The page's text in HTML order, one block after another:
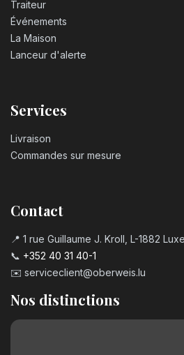
Traiteur
Événements
La Maison
Lanceur d'alerte
Services
Livraison
Commandes sur mesure
Contact
📍 1 rue Guillaume J. Kroll, L-1882
📞 +352 40 31 40-1
✉️ serviceclient@oberweis.lu
Nos distinctions